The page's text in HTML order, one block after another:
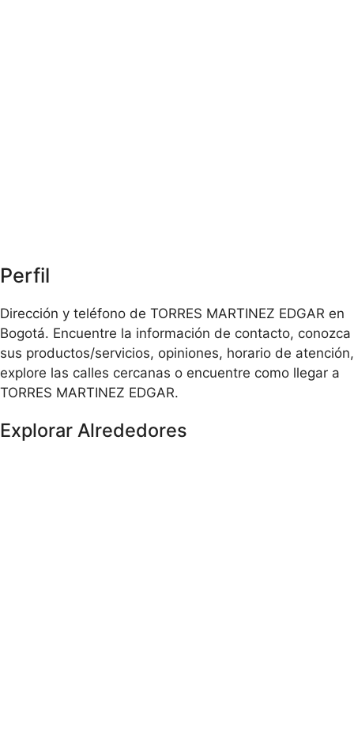
Perfil
Dirección y teléfono de TORRES MARTINEZ EDGAR en
Bogotá. Encuentre la información de contacto, conozca
sus productos/servicios, opiniones, horario de atención,
explore las calles cercanas o encuentre como llegar a
TORRES MARTINEZ EDGAR.
Explorar Alrededores